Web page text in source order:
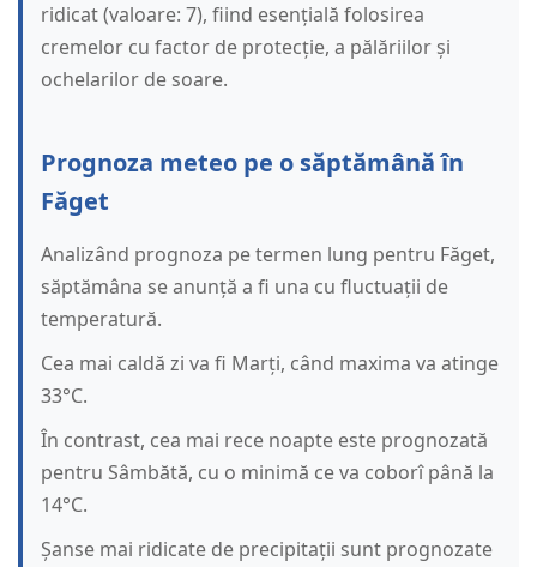
ridicat (valoare: 7), fiind esențială folosirea
cremelor cu factor de protecție, a pălăriilor și
ochelarilor de soare.
Prognoza meteo pe o săptămână în
Făget
Analizând prognoza pe termen lung pentru Făget,
săptămâna se anunță a fi una cu fluctuații de
temperatură.
Cea mai caldă zi va fi Marți, când maxima va atinge
33°C.
În contrast, cea mai rece noapte este prognozată
pentru Sâmbătă, cu o minimă ce va coborî până la
14°C.
Șanse mai ridicate de precipitații sunt prognozate